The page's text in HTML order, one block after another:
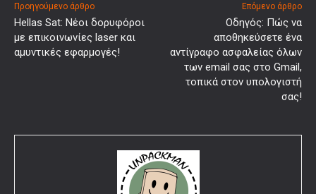
Προηγούμενο άρθρο
Hellas Sat: Νέοι δορυφόροι
με επικοινωνίες laser και
αμυντικές εφαρμογές!
Επόμενο άρθρο
Οδηγός: Πώς να
αποθηκεύσετε ένα
αντίγραφο ασφαλείας όλων
των email σας στο Gmail,
τοπικά στον υπολογιστή
σας!